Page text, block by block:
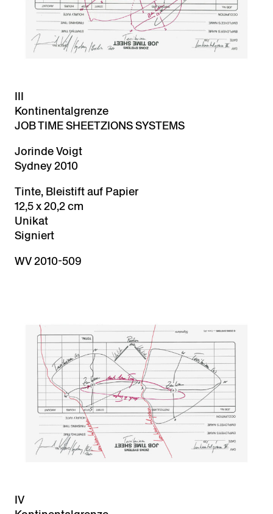
III
Kontinentalgrenze
JOB TIME SHEETZIONS SYSTEMS
Jorinde Voigt
Sydney 2010
Tinte, Bleistift auf Papier
12,5 x 20,2 cm
Unikat
Signiert
WV 2010-509
IV